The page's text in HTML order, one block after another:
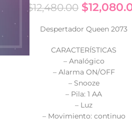
$12,480.00 $
Despertador Queen 2073
CARACTERÍSTICAS
– Analógico
– Alarma ON/OFF
– Snooze
– Pila: 1 AA
– Luz
– Movimiento: continuo